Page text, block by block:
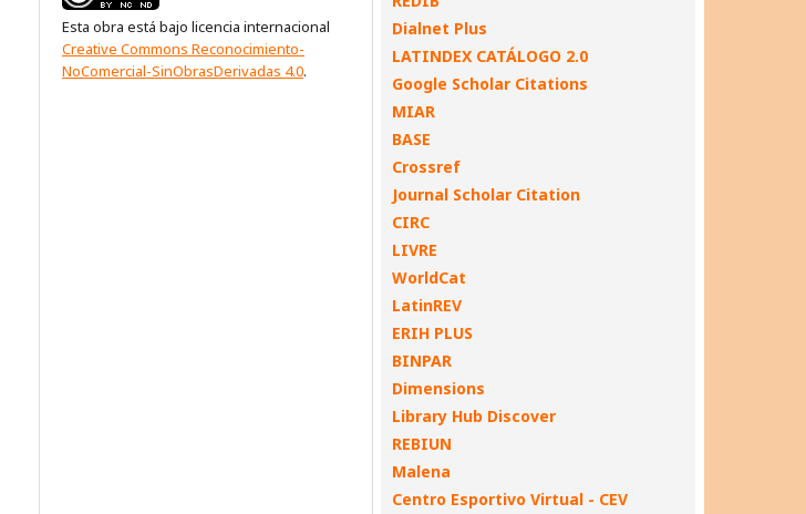
Esta obra está bajo licencia internacional
Creative Commons Reconocimiento-
NoComercial-SinObrasDerivadas 4.0.
Dialnet Plus
LATINDEX CATÁLOGO 2.0
Google Scholar Citations
MIAR
BASE
Crossref
Journal Scholar Citation
CIRC
LIVRE
WorldCat
LatinREV
ERIH PLUS
BINPAR
Dimensions
Library Hub Discover
REBIUN
Malena
Centro Esportivo Virtual - CEV